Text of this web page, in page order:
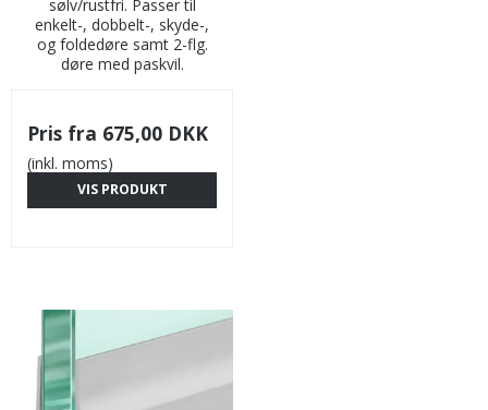
sølv/rustfri. Passer til
enkelt-, dobbelt-, skyde-,
og foldedøre samt 2-flg.
døre med paskvil.
Pris fra 675,00 DKK
(inkl. moms)
VIS PRODUKT